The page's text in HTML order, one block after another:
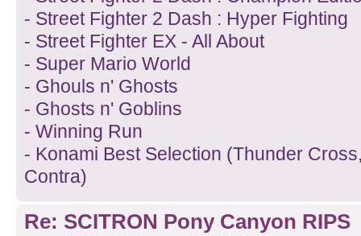
- Street Fighter 2 Dash : Hyper Fighting
- Street Fighter EX - All About
- Super Mario World
- Ghouls n' Ghosts
- Ghosts n' Goblins
- Winning Run
- Konami Best Selection (Thunder
Contra)
Re: SCITRON Pony Canyon RIPS